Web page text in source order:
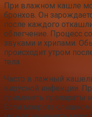
При влажном кашле
бронхов. Он
после каждого
облегчение. Процесс
звуками и хрипами.
происходит утром
тела.
Часто в лажный
вирусной инфекции.
применять препараты
Если мокрота слишком